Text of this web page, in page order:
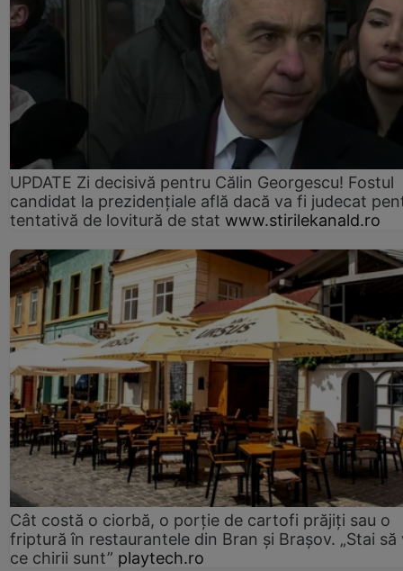
UPDATE Zi decisivă pentru Călin Georgescu! Fostul
candidat la prezidențiale află dacă va fi judecat
tentativă de lovitură de stat www.stirilekanald.ro
Cât costă o ciorbă, o porţie de cartofi prăjiţi sau o
friptură în restaurantele din Bran şi Braşov. „Stai să
ce chirii sunt” playtech.ro